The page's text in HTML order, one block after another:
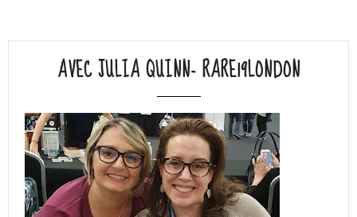
AVEC JULIA QUINN- RARE19LONDON